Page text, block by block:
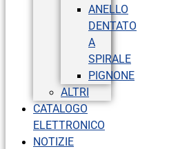
ANELLO
DENTATO
A
SPIRALE
PIGNONE
ALTRI
CATALOGO
ELETTRONICO
NOTIZIE